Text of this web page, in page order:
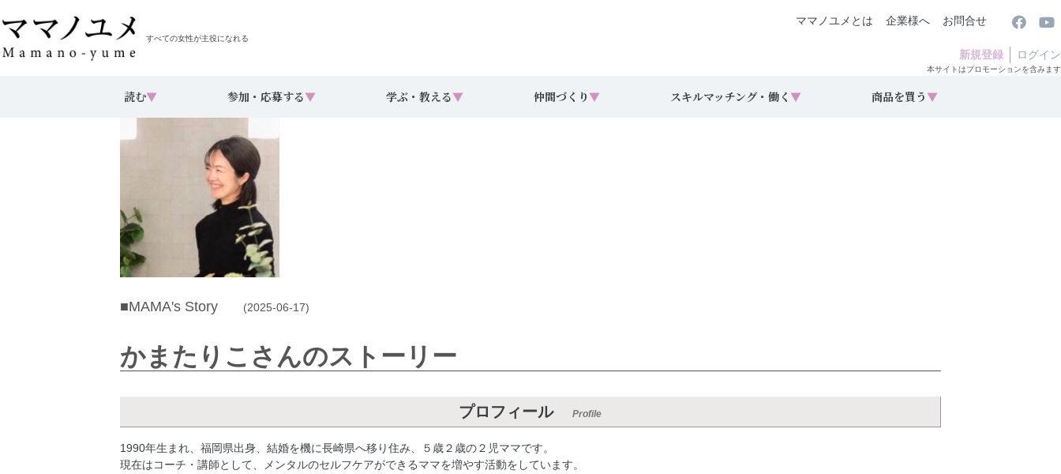
すべての女性が主役になれる
ママノユメとは 企業様へ お問合せ
新規登録 ログイン
本サイトはプロモーションを含みます
読む▼ 参加・応募する▼ 学ぶ・教える▼ 仲間づくり ▼ スキルマッチング・働く ▼ 商品を買う ▼
■MAMA's Story (2025-06-17)
かまたりこさんのストーリー
プロフィール Profile
1990年生まれ、福岡県出身、結婚を機に長崎県へ移り住み、５歳２歳の２児ママです。
現在はコーチ・講師として、メンタルのセルフケアができるママを増やす活動をしています。